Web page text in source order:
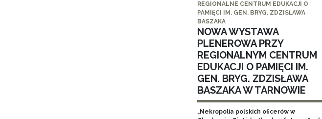
REGIONALNE CENTRUM EDUKACJI O
PAMIĘCI IM. GEN. BRYG. ZDZISŁAWA
BASZAKA
NOWA WYSTAWA
PLENEROWA PRZY
REGIONALNYM CENTRUM
EDUKACJI O PAMIĘCI IM.
GEN. BRYG. ZDZISŁAWA
BASZAKA W TARNOWIE
„Nekropolia polskich oficerów w